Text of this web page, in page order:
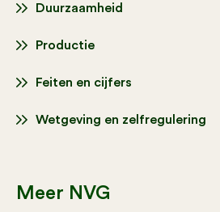
Duurzaamheid
Productie
Feiten en cijfers
Wetgeving en zelfregulering
Meer NVG